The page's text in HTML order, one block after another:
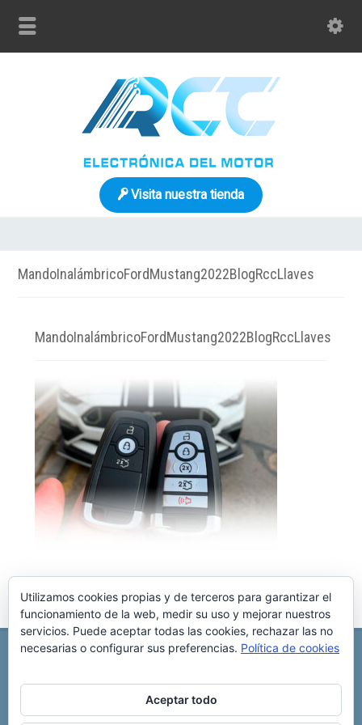
Visita nuestra tienda
MandoInalámbricoFordMustang2022BlogRccLlaves
MandoInalámbricoFordMustang2022BlogRccLlaves
REPARACIÓN CENTRALITA DE COCHE
C/ Virgen del pilar, 6 ,
Copyright © 2025 Reparación Centralita De Coche
Utilizamos cookies propias y de terceros para garantizar el
funcionamiento de la web, medir su uso y mejorar nuestros
servicios. Puede aceptar todas las cookies, rechazar las no
necesarias o configurar sus preferencias. Política de cookies
Aceptar todo